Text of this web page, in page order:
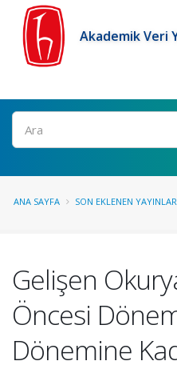
Akademik Veri
Ara
ANA SAYFA SON EKLENEN YAYINLAR
Gelişen
Öncesi
Dönemine